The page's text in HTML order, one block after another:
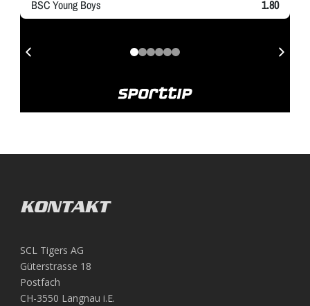
KONTAKT
SCL Tigers AG
Güterstrasse 18
Postfach
CH-3550 Langnau i.E.